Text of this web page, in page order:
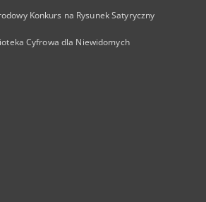
Konkurs na Rysunek Satyryczny
Cyfrowa dla Niewidomych